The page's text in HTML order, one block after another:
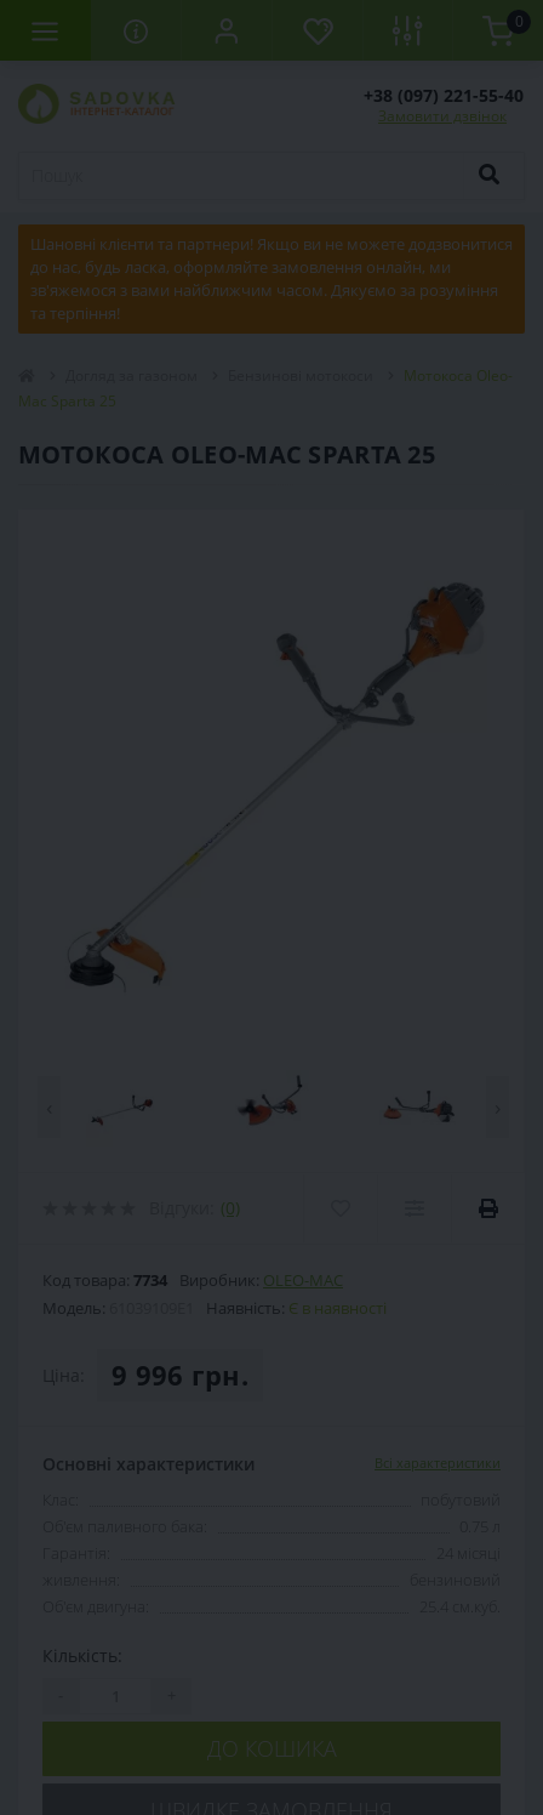
0
+38 (097) 221-55-40
Замовити дзвінок
Шановні клієнти та партнери! Якщо ви не можете додзвонитися
до нас, будь ласка, оформляйте замовлення онлайн, ми
зв'яжемося з вами найближчим часом. Дякуємо за розуміння
та терпіння!
Мотокоса Oleo-
Mac Sparta 25
МОТОКОСА OLEO-MAC SPARTA 25
(0)
Код товара: 7734 Виробник: OLEO-MAC
Модель:
Наявність: Є в наявності
9 996 грн.
Основні характеристики Всі характеристики
Кількість:
ДО КОШИКА